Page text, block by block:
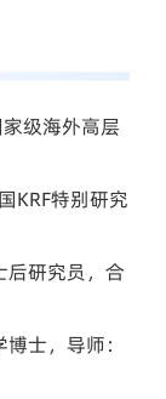
级海外高层
KRF特别研究
后研究员，合
士，导师：